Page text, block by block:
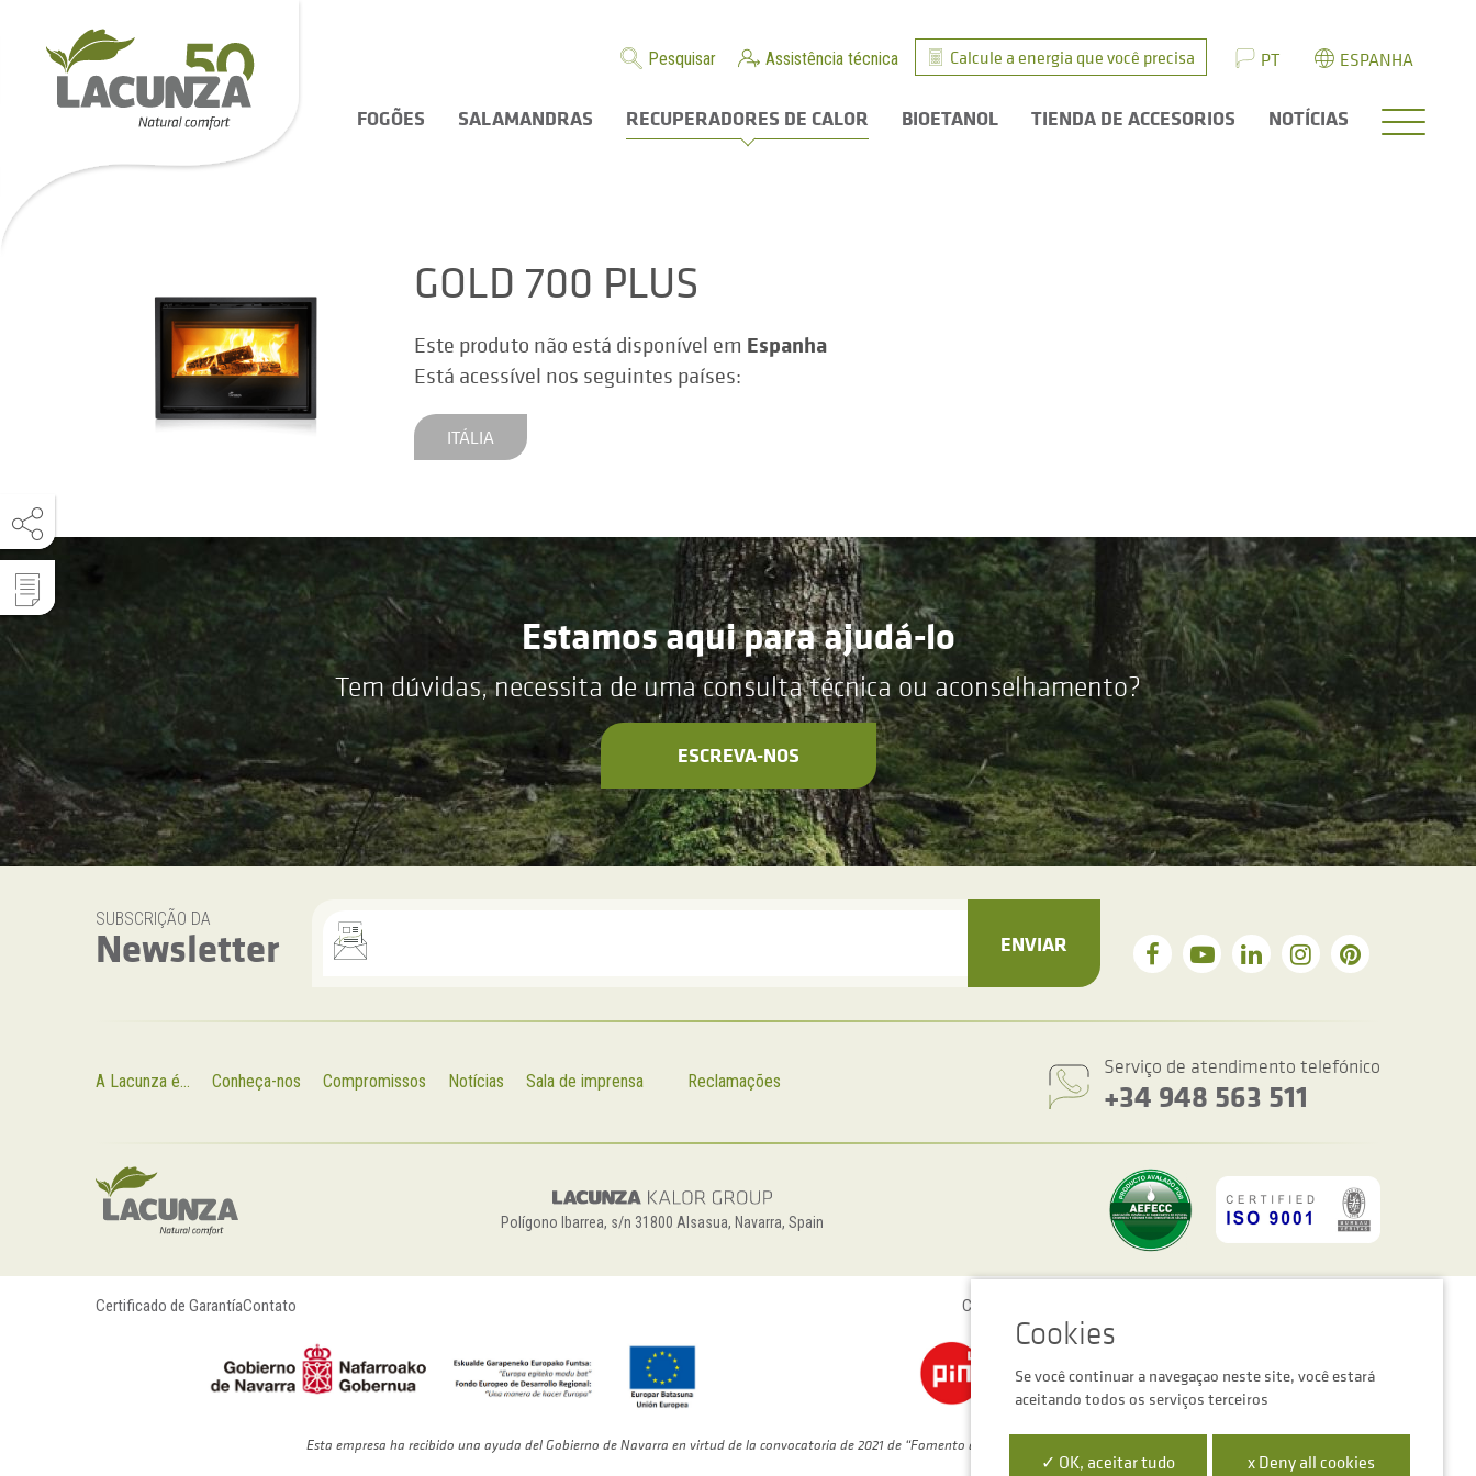
Pesquisar Assistência técnica Calcule a energia que você precisa PT ESPANHA
FOGÕES SALAMANDRAS RECUPERADORES DE CALOR BIOETANOL TIENDA DE ACCESORIOS NOTÍCIAS
GOLD 700 PLUS
Este produto não está disponível em Espanha
Está acessível nos seguintes países:
ITÁLIA
Estamos aqui para ajudá-lo
Tem dúvidas, necessita de uma consulta técnica ou aconselhamento?
ESCREVA-NOS
SUBSCRIÇÃO DA
Newsletter ENVIAR
A Lacunza é... Conheça-nos Compromissos Notícias Sala de imprensa Reclamações
Serviço de atendimento telefónico
+34 948 563 511
Polígono Ibarrea, s/n 31800 Alsasua, Navarra, Spain
Certificado de GarantíaContato Configurações de cookies
Esta empresa ha recibido una ayuda del Gobierno de Navarra en virtud de la convocatoria de 2021 de “Fomento de la Empresa Digital de Navarra”
Se você continuar a navegaçao neste site, você estará
aceitando todos os serviços terceiros
✓ OK, aceitar tudo x Deny all cookies